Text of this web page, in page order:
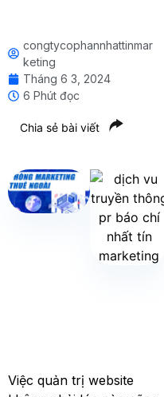
congtycophannhattinmar
keting
Tháng 6 3, 2024
6 Phút đọc
Chia sẻ bài viết
Việc quản trị website